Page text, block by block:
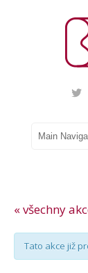
« všechny
Tato akce již